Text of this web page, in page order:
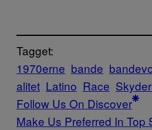
Tagget:
1970erne bande
alitet Latino Race
Follow Us On Discover
Make Us Preferred In Top